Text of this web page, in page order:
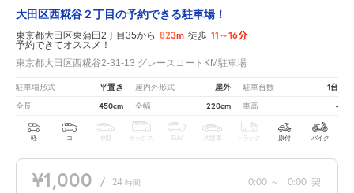
大田区西糀谷２丁目の予約できる駐車場！
東京都大田区東蒲田2丁目35から 823m 徒歩 11～16分
予約できてオススメ！
東京都大田区西糀谷2-31-13 グレースコートKM駐車場
駐車場形式 平置き 屋内外形式 屋外 駐車台数 1台
全長 450cm 全幅 220cm 車高 -
軽 コ 中型 ボックス SUV 大型車 トラック 原付 バイク
¥1,000 / 24 時間 0:00 ～ 0:00 契